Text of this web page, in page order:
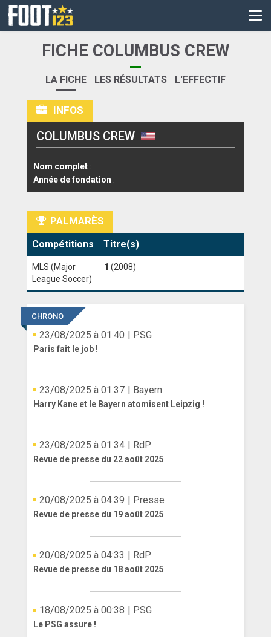
CM
LIGUE DES CHAMPIONS
PALMARÈS
LES DIRECTS
LIGUE 1
NATIONAL
COUPE DE FRANCE
COUPE DE LA LIGUE
ANGLETERRE
ESPAGNE
RECHERCHE
FICHE COLUMBUS CREW
LA FICHE LES RÉSULTATS L'EFFECTIF
INFOS
COLUMBUS CREW
Nom complet :
Année de fondation :
PALMARÈS
Compétitions Titre(s)
MLS (Major
League Soccer)
1 (2008)
CHRONO
23/08/2025 à 01:40 | PSG
Paris fait le job !
23/08/2025 à 01:37 | Bayern
Harry Kane et le Bayern atomisent Leipzig !
23/08/2025 à 01:34 | RdP
Revue de presse du 22 août 2025
20/08/2025 à 04:39 | Presse
Revue de presse du 19 août 2025
20/08/2025 à 04:33 | RdP
Revue de presse du 18 août 2025
18/08/2025 à 00:38 | PSG
Le PSG assure !